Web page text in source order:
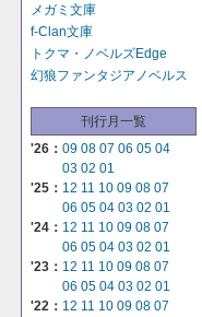
メガミ文庫
f-Clan文庫
トクマ・ノベルズEdge
幻狼ファンタジアノベルス
刊行月一覧
'26： 09 08 07 06 05 04
03 02 01
'25： 12 11 10 09 08 07
06 05 04 03 02 01
'24： 12 11 10 09 08 07
06 05 04 03 02 01
'23： 12 11 10 09 08 07
06 05 04 03 02 01
'22： 12 11 10 09 08 07